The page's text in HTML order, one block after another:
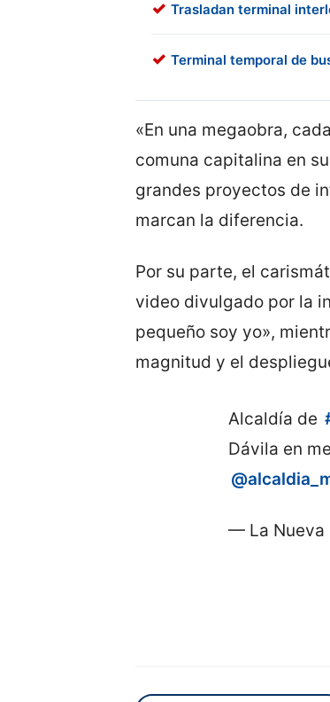
Trasladan terminal
Terminal temporal de
«En una megaobra,
comuna capitalina en
grandes proyectos de
marcan la diferencia.
Por su parte, el
video divulgado por la
pequeño soy yo»,
magnitud y el
Alcaldía de
Dávila en
— La Nueva